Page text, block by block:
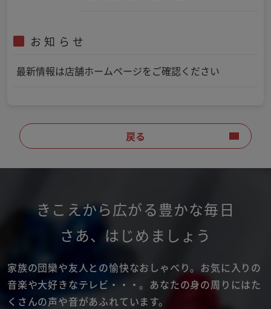
お知らせ
最新情報は店舗ホームページをご確認ください
戻る
きこえから広がる豊かな毎日
さあ、 はじめましょう
家族の団欒や友人との愉快なおしゃべり。 お気に入りの
音楽や大好きなテレビ・・・。 あなたの身の周りにはた
くさんの声や音があふれています。